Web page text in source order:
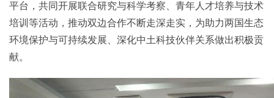
平台，共同开展联合研究与科学考察、青年人才培养与技术
培训等活动，推动双边合作不断走深走实，为助力两国生态
环境保护与可持续发展、深化中土科技伙伴关系做出积极贡
献。